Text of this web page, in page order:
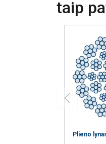
taip
Plieno